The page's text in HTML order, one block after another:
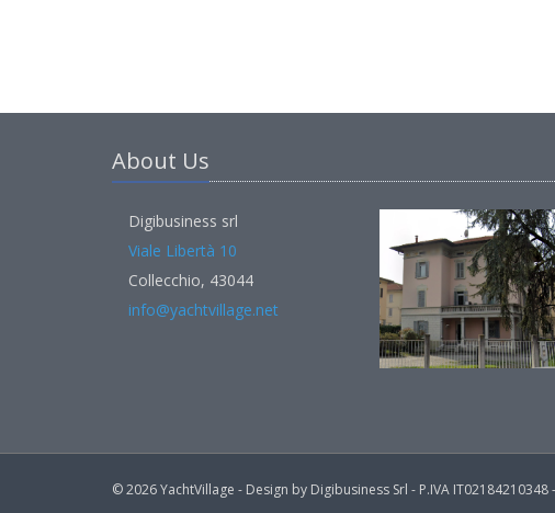
About Us
Digibusiness srl
Viale Libertà 10
Collecchio, 43044
info@yachtvillage.net
© 2026 YachtVillage - Design by Digibusiness Srl - P.IVA